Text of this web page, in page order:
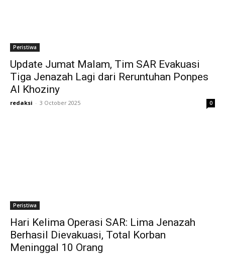
Peristiwa
Update Jumat Malam, Tim SAR Evakuasi
Tiga Jenazah Lagi dari Reruntuhan Ponpes
Al Khoziny
redaksi - 3 October 2025 0
Peristiwa
Hari Kelima Operasi SAR: Lima Jenazah
Berhasil Dievakuasi, Total Korban
Meninggal 10 Orang